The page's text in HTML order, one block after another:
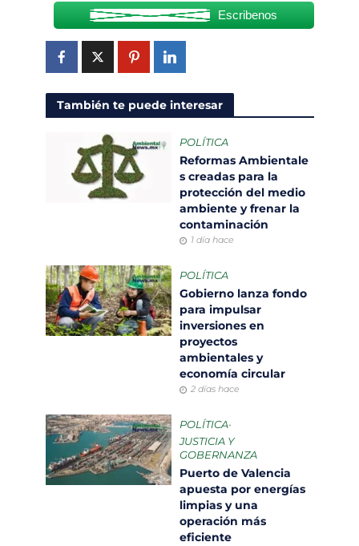
Escribenos
También te puede interesar
POLÍTICA
Reformas Ambientale
s creadas para la
protección del medio
ambiente y frenar la
contaminación
1 día hace
POLÍTICA
Gobierno lanza fondo
para impulsar
inversiones en
proyectos
ambientales y
economía circular
2 días hace
POLÍTICA•
JUSTICIA Y
GOBERNANZA
Puerto de Valencia
apuesta por energías
limpias y una
operación más
eficiente